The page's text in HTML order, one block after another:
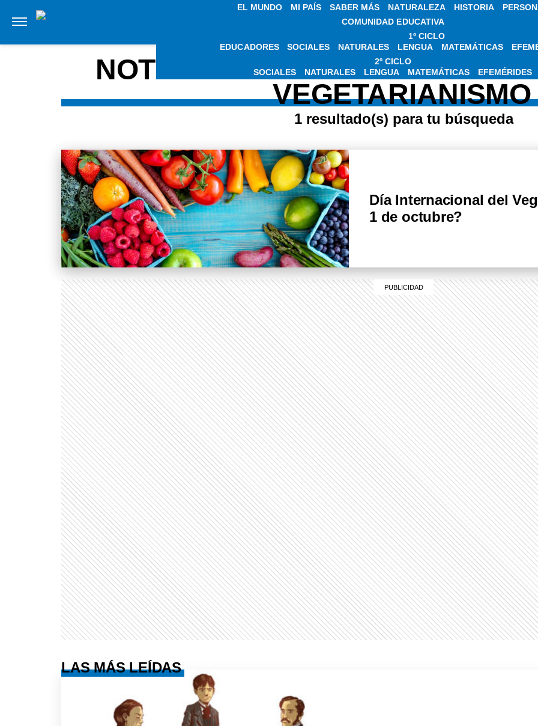
EL MUNDO MI PAÍS SABER MÁS NATURALEZA HISTORIA
COMUNIDAD EDUCATIVA
EDUCADORES
1º CICLO
SOCIALES
NATURALES LENGUA MATEMÁTICAS
2º CICLO
SOCIALES
NATURALES LENGUA MATEMÁTICAS EFEMÉRIDES
NOTICIAS SOBRE DÍA
VEGETARIANISMO
1 resultado(s) para tu búsqueda
Día Internacional del
1 de octubre?
LAS MÁS LEÍDAS